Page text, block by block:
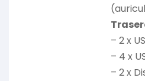
– 2 x
– 4 x
– 2 x